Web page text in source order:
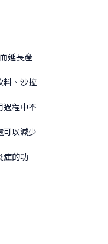
延長產
料、沙拉
過程中不
可以減少
症的功